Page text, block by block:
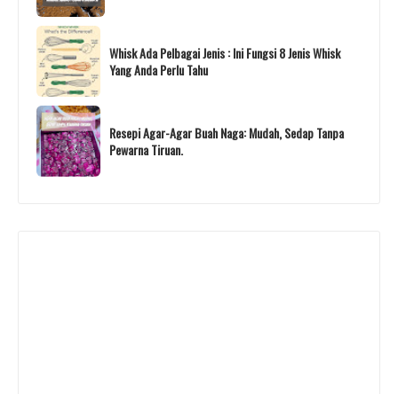
Whisk Ada Pelbagai Jenis : Ini Fungsi 8 Jenis Whisk
Yang Anda Perlu Tahu
Resepi Agar-Agar Buah Naga: Mudah, Sedap Tanpa
Pewarna Tiruan.